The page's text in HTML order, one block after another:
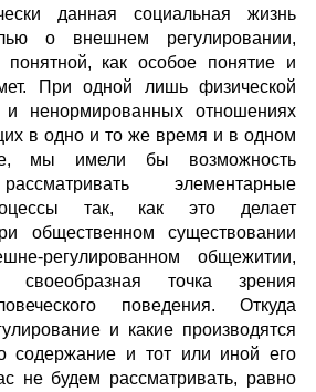
данная социальная жизнь
о внешнем регулировании,
понятной, как особое понятие и
При одной лишь физической
и ненормированных отношениях
в одно и то же время и в одном
мы имели бы возможность
элементарные
так, как это делает
общественном существовании
регулированном общежитии,
своеобразная точка зрения
поведения. Откуда
и какие производятся
содержание и тот или иной его
не будем рассматривать, равно